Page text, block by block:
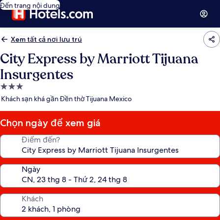
Đến trang nội dung
Xem tất cả nơi lưu trú
City Express by Marriott Tijuana
Insurgentes
Nơi
lưu
3.0
sao
Khách sạn khá gần Đền thờ Tijuana Mexico
Chọn ngày để xem giá
Điểm đến?
Ngày
Khách